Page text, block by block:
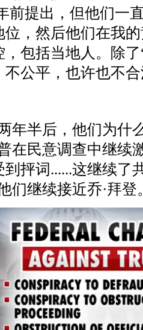
前提出，但他们一
位，然后他们在我
包括当地人。除了
不公平，也许也不
年半后，他们为什
在民意调查中继续
抨词 ......这继续了
们继续接近乔·拜登